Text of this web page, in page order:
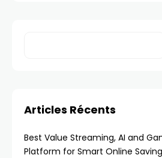
Articles Récents
Best Value Streaming, AI and
Platform for Smart Online